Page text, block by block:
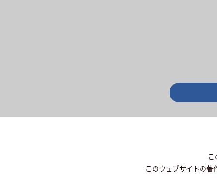
このウェブサイトの